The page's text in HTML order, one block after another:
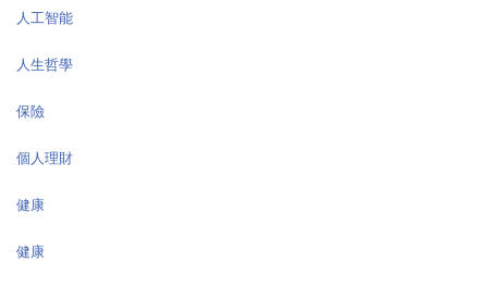
人工智能
人生哲學
保險
個人理財
健康
健康